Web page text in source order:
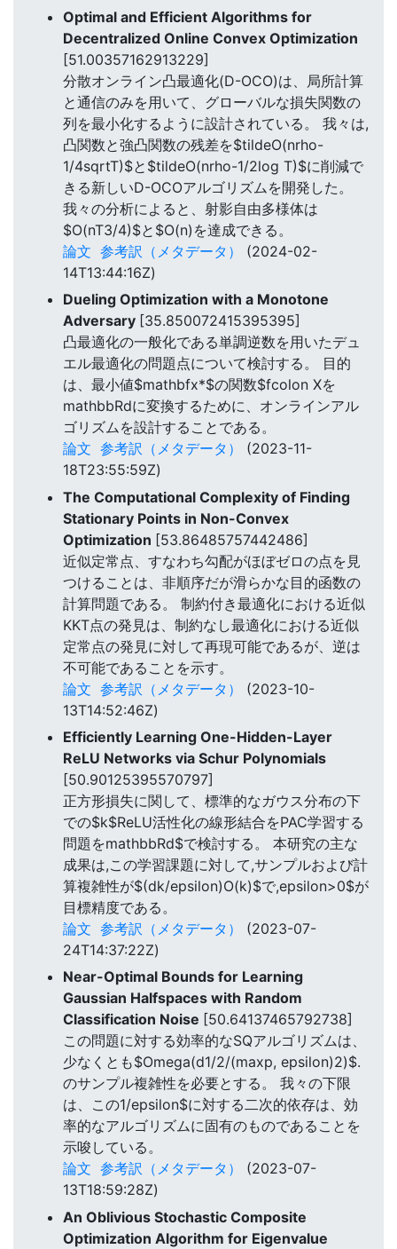
Optimal and Efficient Algorithms for
Decentralized Online Convex Optimization
[51.00357162913229]
分散オンライン凸最適化(D-OCO)は、局所計算
と通信のみを用いて、グローバルな損失関数の
列を最小化するように設計されている。 我々は,
凸関数と強凸関数の残差を$tildeO(nrho-
1/4sqrtT)$と$tildeO(nrho-1/2log T)$に削減で
きる新しいD-OCOアルゴリズムを開発した。
我々の分析によると、射影自由多様体は
$O(nT3/4)$と$O(n)を達成できる。
論文 参考訳（メタデータ）
(2024-02-
14T13:44:16Z)
Dueling Optimization with a Monotone
Adversary [35.850072415395395]
凸最適化の一般化である単調逆数を用いたデュ
エル最適化の問題点について検討する。 目的
は、最小値$mathbfx*$の関数$fcolon Xを
mathbbRdに変換するために、オンラインアル
ゴリズムを設計することである。
論文 参考訳（メタデータ）
(2023-11-
18T23:55:59Z)
The Computational Complexity of Finding
Stationary Points in Non-Convex
Optimization [53.86485757442486]
近似定常点、すなわち勾配がほぼゼロの点を見
つけることは、非順序だが滑らかな目的函数の
計算問題である。 制約付き最適化における近似
KKT点の発見は、制約なし最適化における近似
定常点の発見に対して再現可能であるが、逆は
不可能であることを示す。
論文 参考訳（メタデータ）
(2023-10-
13T14:52:46Z)
Efficiently Learning One-Hidden-Layer
ReLU Networks via Schur Polynomials
[50.90125395570797]
正方形損失に関して、標準的なガウス分布の下
での$k$ReLU活性化の線形結合をPAC学習する
問題をmathbbRd$で検討する。 本研究の主な
成果は,この学習課題に対して,サンプルおよび計
算複雑性が$(dk/epsilon)O(k)$で,epsilon>0$が
目標精度である。
論文 参考訳（メタデータ）
(2023-07-
24T14:37:22Z)
Near-Optimal Bounds for Learning
Gaussian Halfspaces with Random
Classification Noise [50.64137465792738]
この問題に対する効率的なSQアルゴリズムは、
少なくとも$Omega(d1/2/(maxp, epsilon)2)$.
のサンプル複雑性を必要とする。 我々の下限
は、この1/epsilon$に対する二次的依存は、効
率的なアルゴリズムに固有のものであることを
示唆している。
論文 参考訳（メタデータ）
(2023-07-
13T18:59:28Z)
An Oblivious Stochastic Composite
Optimization Algorithm for Eigenvalue